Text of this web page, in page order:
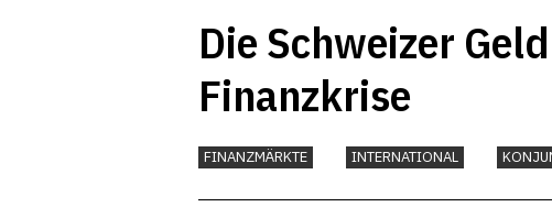
Die Schweizer
Finanzkrise
FINANZMÄRKTE INTERNATIONAL